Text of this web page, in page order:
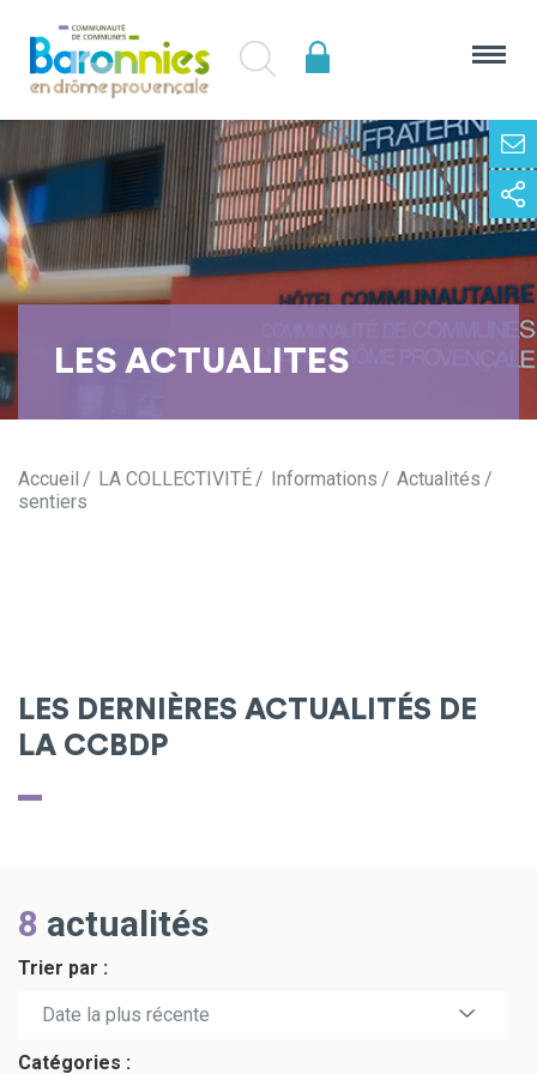
LES ACTUALITES
Accueil LA COLLECTIVITÉ Informations
Actualités
sentiers
LES DERNIÈRES ACTUALITÉS DE
LA CCBDP
8 actualités
Trier par :
Date la plus récente
Date la plus ancienne
Catégories :